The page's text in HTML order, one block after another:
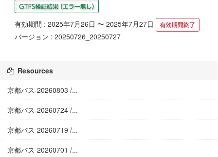
有効期間 : 2025年7月26日 〜 2025年7月27日
バージョン : 20250726_20250727
Resources
京都バス-20260803 /...
京都バス-20260724 /...
京都バス-20260719 /...
京都バス-20260701 /...